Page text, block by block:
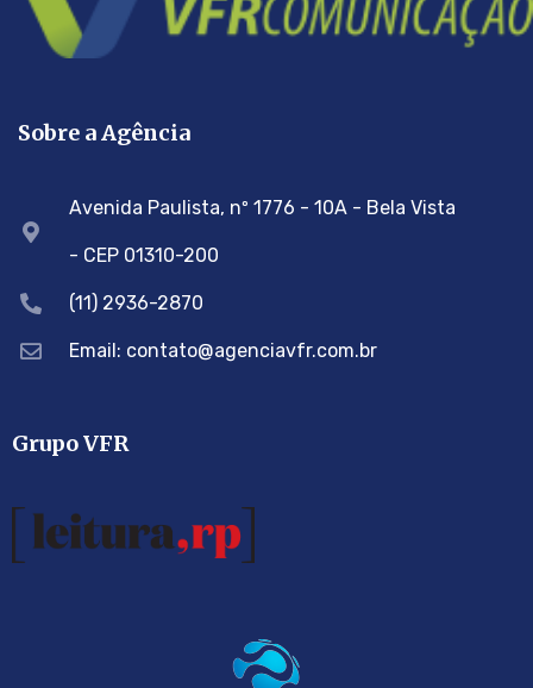
Sobre a Agência
Avenida Paulista, nº 1776 - 10A - Bela Vista
- CEP 01310-200
(11) 2936-2870
Email: contato@agenciavfr.com.br
Grupo VFR